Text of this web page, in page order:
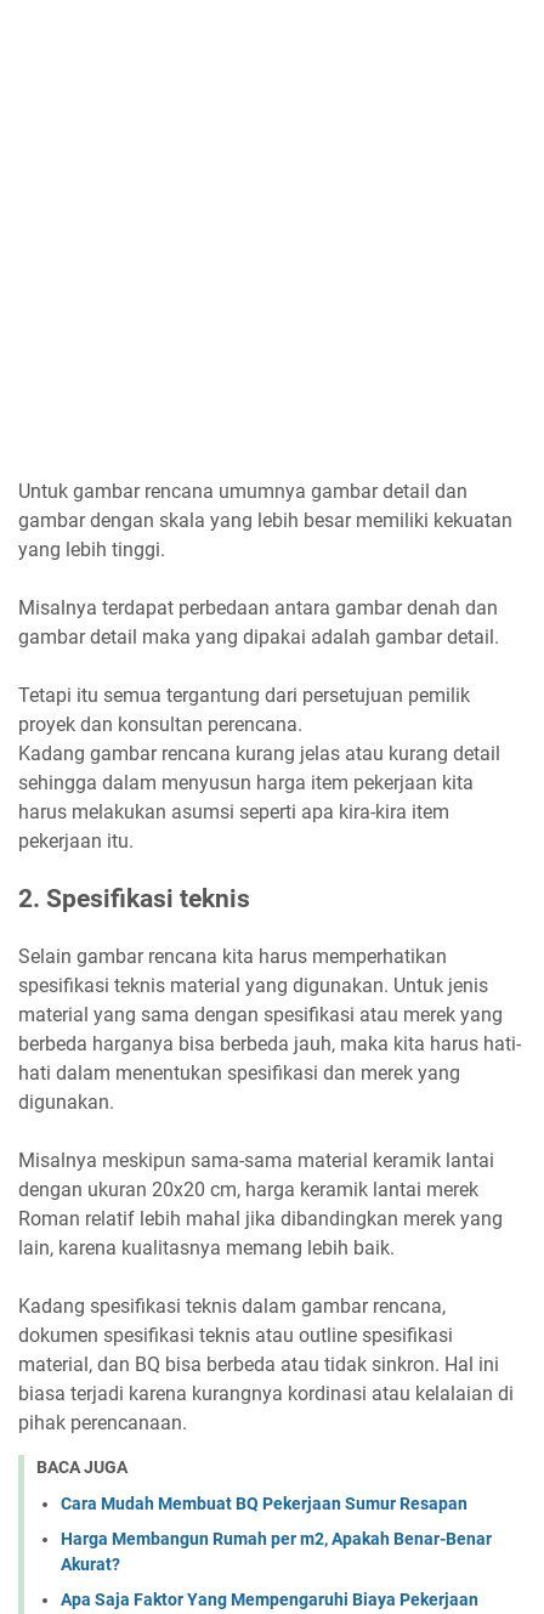
Untuk gambar rencana umumnya gambar detail dan
gambar dengan skala yang lebih besar memiliki kekuatan
yang lebih tinggi.
Misalnya terdapat perbedaan antara gambar denah dan
gambar detail maka yang dipakai adalah gambar detail.
Tetapi itu semua tergantung dari persetujuan pemilik
proyek dan konsultan perencana.
Kadang gambar rencana kurang jelas atau kurang detail
sehingga dalam menyusun harga item pekerjaan kita
harus melakukan asumsi seperti apa kira-kira item
pekerjaan itu.
2. Spesifikasi teknis
Selain gambar rencana kita harus memperhatikan
spesifikasi teknis material yang digunakan. Untuk jenis
material yang sama dengan spesifikasi atau merek yang
berbeda harganya bisa berbeda jauh, maka kita harus hati-
hati dalam menentukan spesifikasi dan merek yang
digunakan.
Misalnya meskipun sama-sama material keramik lantai
dengan ukuran 20x20 cm, harga keramik lantai merek
Roman relatif lebih mahal jika dibandingkan merek yang
lain, karena kualitasnya memang lebih baik.
Kadang spesifikasi teknis dalam gambar rencana,
dokumen spesifikasi teknis atau outline spesifikasi
material, dan BQ bisa berbeda atau tidak sinkron. Hal ini
biasa terjadi karena kurangnya kordinasi atau kelalaian di
pihak perencanaan.
BACA JUGA
Cara Mudah Membuat BQ Pekerjaan Sumur Resapan
Harga Membangun Rumah per m2, Apakah Benar-Benar
Akurat?
Apa Saja Faktor Yang Mempengaruhi Biaya Pekerjaan